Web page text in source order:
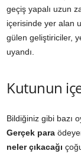
geçiş yapalı uzun
içerisinde yer alan
gülen geliştiriciler,
uyandı.
Kutunun
Bildiğiniz gibi bazı
Gerçek para
neler çıkacağı